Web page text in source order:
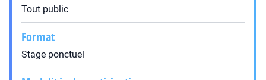
Tout public
Format
Stage ponctuel